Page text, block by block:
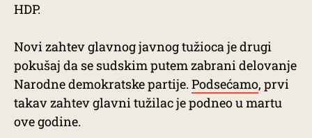
HDP.
Novi zahtev glavnog javnog tužioca je drugi
pokušaj da se sudskim putem zabrani delovanje
Narodne demokratske partije. Podsećamo, prvi
takav zahtev glavni tužilac je podneo u martu
ove godine.